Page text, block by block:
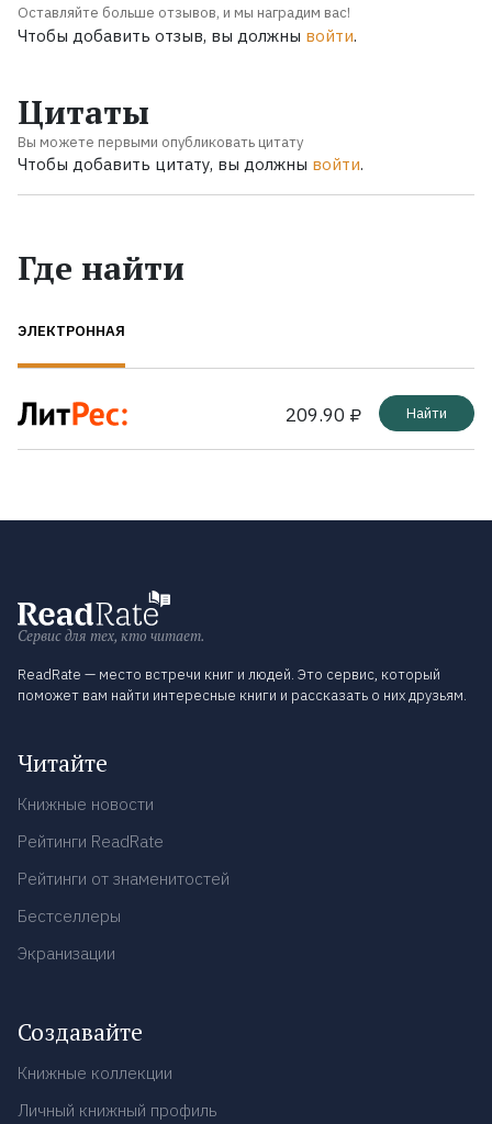
Оставляйте больше отзывов, и мы наградим вас!
Чтобы добавить отзыв, вы должны войти.
Цитаты
Вы можете первыми опубликовать цитату
Чтобы добавить цитату, вы должны войти.
Где найти
ЭЛЕКТРОННАЯ
209.90 ₽ Найти
Сервис для тех, кто читает.
ReadRate — место встречи книг и людей. Это сервис, который
поможет вам найти интересные книги и рассказать о них друзьям.
Читайте
Книжные новости
Рейтинги ReadRate
Рейтинги от знаменитостей
Бестселлеры
Экранизации
Создавайте
Книжные коллекции
Личный книжный профиль